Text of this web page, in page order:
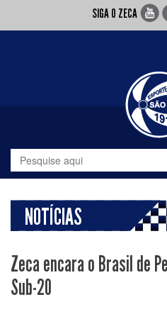
SIGA O ZECA
NOTÍCIAS
Zeca encara o Brasil de
Sub-20